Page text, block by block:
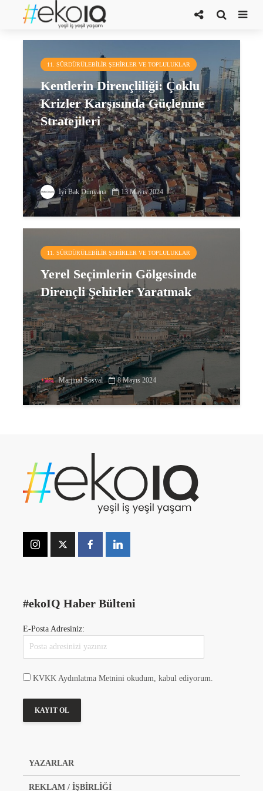
dirençlilik
11. SÜRDÜRÜLEBILIR ŞEHIRLER VE TOPLULUKLAR
Kentlerin Dirençliliği: Çoklu
Krizler Karşısında Güçlenme
Stratejileri
İyi Bak Dünyana 13 Mayıs 2024
11. SÜRDÜRÜLEBILIR ŞEHIRLER VE TOPLULUKLAR
Yerel Seçimlerin Gölgesinde
Dirençli Şehirler Yaratmak
Marjinal Sosyal 8 Mayıs 2024
#ekoIQ Haber Bülteni
E-Posta Adresiniz:
KVKK Aydınlatma Metnini okudum, kabul ediyorum.
YAZARLAR
REKLAM / İŞBİRLİĞİ